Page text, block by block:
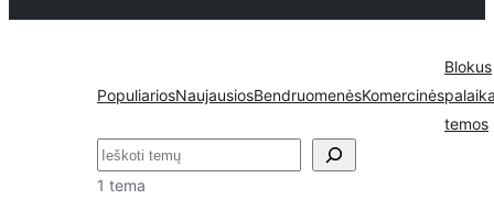
PopuliariosNaujausiosBendruomenėsKomercinės
Blokus
temos
Paieška
1 tema